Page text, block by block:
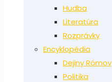
Hudba
Literatúra
Rozprávky
Encyklopédia
Dejiny Rómov
Politika